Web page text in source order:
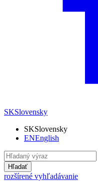
SKSlovensky
SKSlovensky
ENEnglish
Hľadať
rozšírené vyhľadávanie